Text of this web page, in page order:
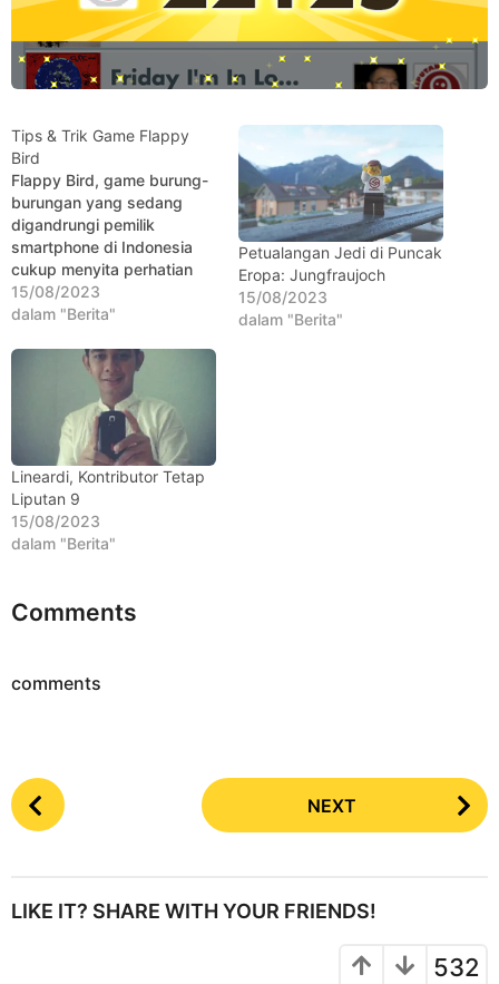
Tips & Trik Game Flappy
Bird
Flappy Bird, game burung-
burungan yang sedang
digandrungi pemilik
smartphone di Indonesia
cukup menyita perhatian
kami. Permainan ini tersedia
untuk platform iOS dan
BlackBerry akan segera
dirilis 10 tahun lagi. Cara
memainkan permainan ini
sebenarnya cukup mudah.
User berperan sebagai
seekor burung yang harus
melewati lubang yang
besarnya…
15/08/2023
dalam "Berita"
Petualangan Jedi di Puncak
Eropa: Jungfraujoch
15/08/2023
dalam "Berita"
Lineardi, Kontributor Tetap
Liputan 9
15/08/2023
dalam "Berita"
Comments
comments
P
o
P
NEXT
LIKE IT? SHARE WITH YOUR FRIENDS!
532